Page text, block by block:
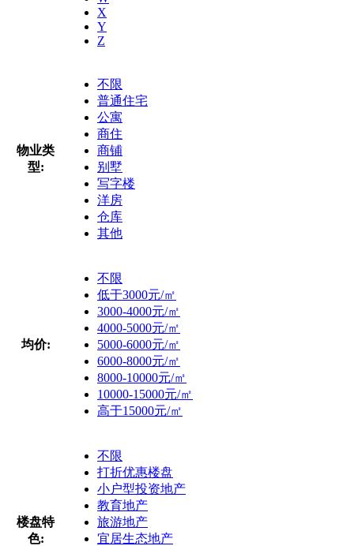
X
Y
Z
物业类
型:
不限
普通住宅
公寓
商住
商铺
别墅
写字楼
洋房
仓库
其他
均价:
不限
低于3000元/㎡
3000-4000元/㎡
4000-5000元/㎡
5000-6000元/㎡
6000-8000元/㎡
8000-10000元/㎡
10000-15000元/㎡
高于15000元/㎡
楼盘特
色:
不限
打折优惠楼盘
小户型投资地产
教育地产
旅游地产
宜居生态地产